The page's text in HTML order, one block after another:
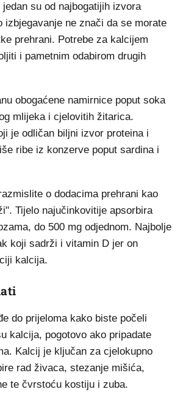
su od najbogatijih izvora
izbjegavanje ne znači da se morate
prehrani. Potrebe za kalcijem
i pametnim odabirom drugih
obogaćene namirnice poput soka
mlijeka i cjelovitih žitarica.
je odličan biljni izvor proteina i
ribe iz konzerve poput sardina i
o dodacima prehrani kao
Tijelo najučinkovitije apsorbira
do 500 mg odjednom. Najbolje
koji sadrži i vitamin D jer on
kalcija.
do prijeloma kako biste počeli
kalcija, pogotovo ako pripadate
Kalcij je ključan za cjelokupno
rad živaca, stezanje mišića,
te čvrstoću kostiju i zuba.